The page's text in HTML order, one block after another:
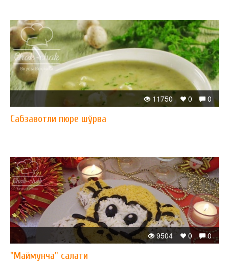
0
0
11750
Сабзавотли пюре шўрва
0
0
9504
"Маймунча" салати